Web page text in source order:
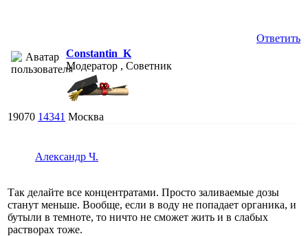
Ответить
Constantin_K
Модератор , Советник
19070 14341 Москва
Александр Ч.
Так делайте все концентратами. Просто заливаемые дозы
станут меньше. Вообще, если в воду не попадает органика, и
бутыли в темноте, то ничто не сможет жить и в слабых
растворах тоже.